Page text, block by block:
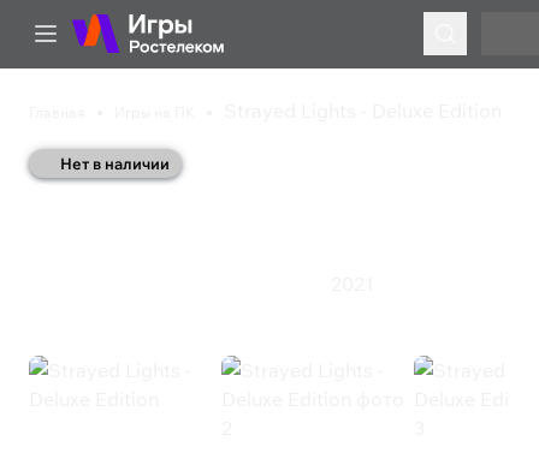
Нет в наличии
Strayed Lights - Deluxe